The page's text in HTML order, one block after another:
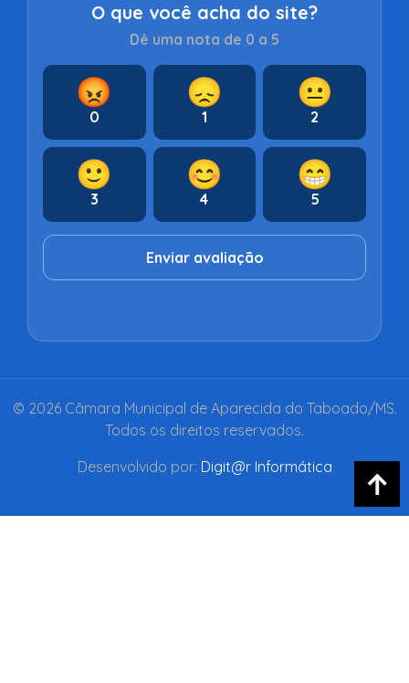
O que você acha do site?
Dê uma nota de 0 a 5
😡
0
😞
1
😐
2
🙂
3
😊
4
😁
5
Enviar avaliação
© 2026 Câmara Municipal de Aparecida do Taboado/MS.
Todos os direitos reservados.
Desenvolvido por: Digit@r Informática